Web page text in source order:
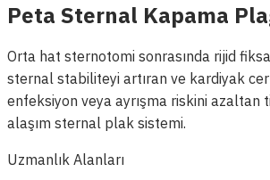
Peta Sternal Kapama
Orta hat sternotomi sonrasında rijid
sternal stabiliteyi artıran ve kardiyak
enfeksiyon veya ayrışma riskini azaltan
alaşım sternal plak sistemi.
Uzmanlık Alanları